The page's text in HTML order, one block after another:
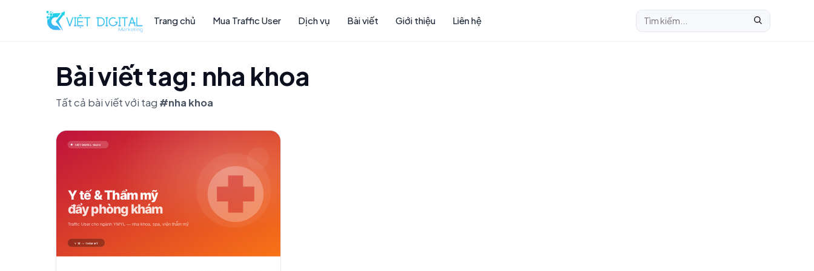
Trang chủ Mua Traffic User Dịch vụ Bài viết Giới thiệu Liên hệ
Bài viết tag: nha khoa
Tất cả bài viết với tag #nha khoa